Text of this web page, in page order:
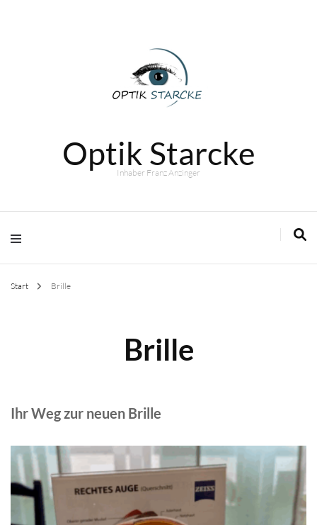
Optik Starcke
Inhaber Franz Anzinger
Start Brille
Brille
Ihr Weg zur neuen Brille